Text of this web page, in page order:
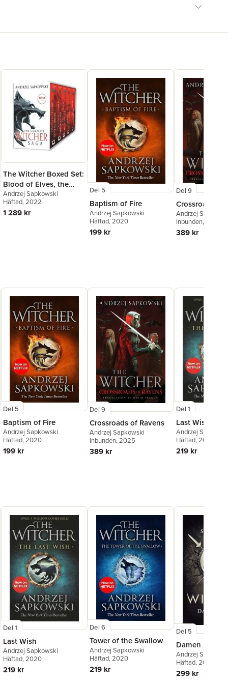
The Witcher Boxed Set:
Blood of Elves, the
Time of Contempt,
Baptism of Fire, the
Tower of Swallows, the
Andrzej Sapkowski
Häftad, 2022
1 289 kr
Del 5
Baptism of Fire
Andrzej Sapkowski
Häftad, 2020
199 kr
Del 9
Crossroads of
Andrzej
Inbunden, 2025
389 kr
Del 5
Baptism of Fire
Andrzej Sapkowski
Häftad, 2020
199 kr
Del 9
Crossroads of Ravens
Andrzej Sapkowski
Inbunden, 2025
389 kr
Del 1
Last Wish
Andrzej
Häftad, 2020
219 kr
Del 1
Last Wish
Andrzej Sapkowski
Häftad, 2020
219 kr
Del 6
Tower of the Swallow
Andrzej Sapkowski
Häftad, 2020
219 kr
Del 5
Damen i sjön
Andrzej
Häftad, 2021
299 kr